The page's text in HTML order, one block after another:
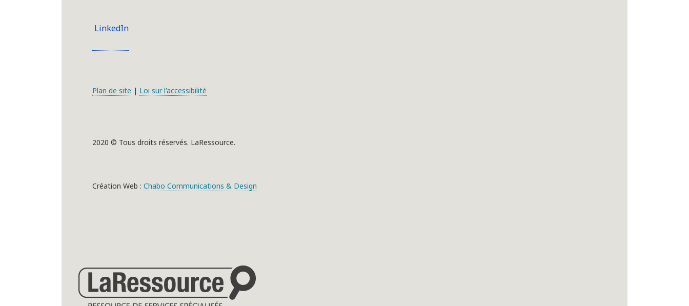
LinkedIn
Plan de site | Loi sur l'accessibilité
2020 © Tous droits réservés. LaRessource.
Création Web : Chabo Communications & Design